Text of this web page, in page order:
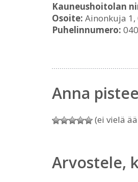
Kauneushoitolan
Osoite: Ainonkuja 1,
Puhelinnumero:
Anna
(ei vielä
Arvostele,